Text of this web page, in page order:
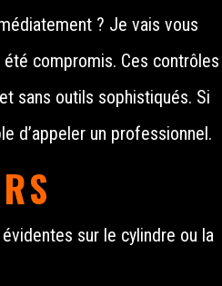
? Je vais vous
compromis. Ces contrôles
sans outils sophistiqués. Si
d’appeler un professionnel.
sur le cylindre ou la